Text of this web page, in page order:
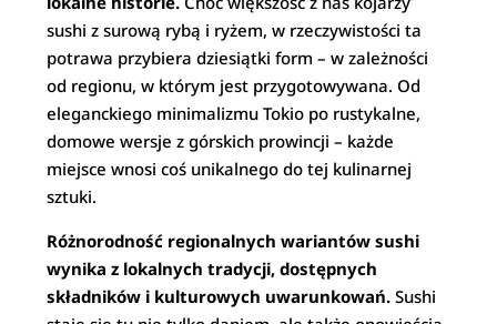
sushi z surową rybą i ryżem, w rzeczywistości ta
potrawa przybiera dziesiątki form – w zależności
od regionu, w którym jest przygotowywana. Od
eleganckiego minimalizmu Tokio po rustykalne,
domowe wersje z górskich prowincji – każde
miejsce wnosi coś unikalnego do tej kulinarnej
sztuki.
Różnorodność regionalnych wariantów sushi
wynika z lokalnych tradycji, dostępnych
składników i kulturowych uwarunkowań. Sushi